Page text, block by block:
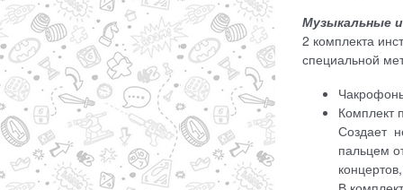
Музыкальные
2 комплекта
специальной
Комплект
Создает
пальцем